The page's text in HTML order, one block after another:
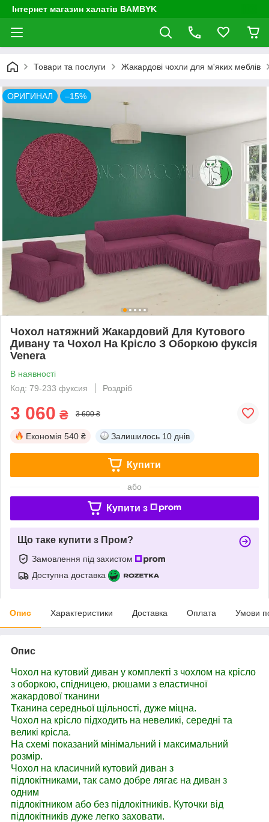
Інтернет магазин халатів BAMBYK
Товари та послуги Жакардові чохли для м'яких меблів
ОРИГИНАЛ –15%
Чохол натяжний Жакардовий Для Кутового
Дивану та Чохол На Крісло З Оборкою фуксія
Venera
В наявності
Код: 79-233 фуксия
Роздріб
3 060 ₴ 3 600 ₴
Економія 540 ₴ Залишилось 10 днів
Купити
або
Купити з
Що таке купити з Пром?
Замовлення під захистом
Доступна доставка
Опис Характеристики Доставка Оплата Умови
Опис
Чохол на кутовий диван у комплекті з чохлом на крісло
з оборкою, спідницею, рюшами з еластичної
жакардової тканини
Тканина середньої щільності, дуже міцна.
Чохол на крісло підходить на невеликі, середні та
великі крісла.
На схемі показаний мінімальний і максимальний
розмір.
Чохол на класичний кутовий диван з
підлокітниками, так само добре лягає на диван з
одним
підлокітником або без підлокітників. Куточки від
підлокітників дуже легко заховати.